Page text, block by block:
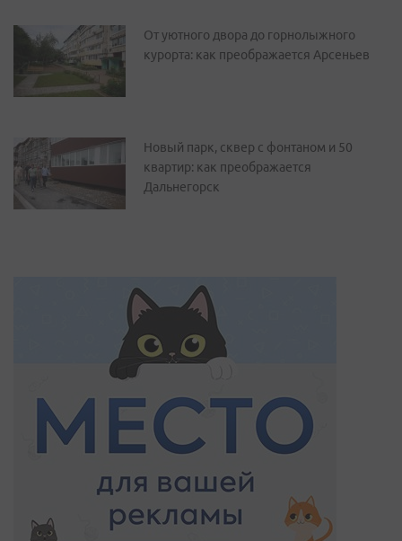
От уютного двора до горнолыжного
курорта: как преображается Арсеньев
Новый парк, сквер с фонтаном и 50
квартир: как преображается
Дальнегорск